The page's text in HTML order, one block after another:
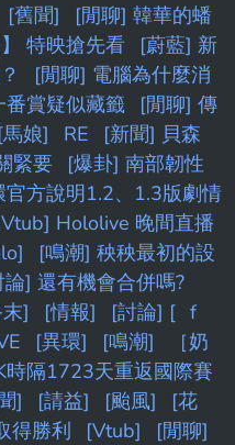
[舊聞]
[閒聊] 韓華的蟠
特映搶先看
[蔚藍] 新
[閒聊] 電腦為什麼消
賞疑似藏籤
[閒聊] 傳
[馬娘] RE
[新聞] 貝森
緊要
[爆卦] 南部韌性
官方說明1.2、1.3版劇情
Hololive 晚間直播
[鳴潮] 秧秧最初的設
論] 還有機會合併嗎?
] [情報] [討論] [ f
[異環] [鳴潮]
［奶
時隔1723天重返國際賽
] [請益] [颱風]
[花
得勝利
[Vtub]
[閒聊]